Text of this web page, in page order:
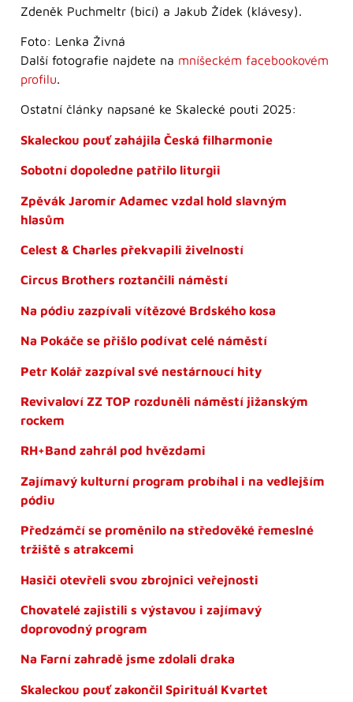
Zdeněk Puchmeltr (bicí) a Jakub Žídek (klávesy).
Foto: Lenka Živná
Další fotografie najdete na mníšeckém facebookovém
profilu.
Ostatní články napsané ke Skalecké pouti 2025:
Skaleckou pouť zahájila Česká filharmonie
Sobotní dopoledne patřilo liturgii
Zpěvák Jaromír Adamec vzdal hold slavným
hlasům
Celest & Charles překvapili živelností
Circus Brothers roztančili náměstí
Na pódiu zazpívali vítězové Brdského kosa
Na Pokáče se přišlo podívat celé náměstí
Petr Kolář zazpíval své nestárnoucí hity
Revivaloví ZZ TOP rozduněli náměstí jižanským
rockem
RH+Band zahrál pod hvězdami
Zajímavý kulturní program probíhal i na vedlejším
pódiu
Předzámčí se proměnilo na středověké řemeslné
tržiště s atrakcemi
Hasiči otevřeli svou zbrojnici veřejnosti
Chovatelé zajistili s výstavou i zajímavý
doprovodný program
Na Farní zahradě jsme zdolali draka
Skaleckou pouť zakončil Spirituál Kvartet